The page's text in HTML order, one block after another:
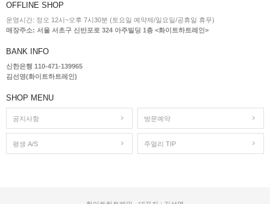
OFFLINE SHOP
운영시간: 정오 12시~오후 7시30분 (토요일 예약제/일요일/공휴일 휴무)
매장주소: 서울 서초구 신반포로 324 아주빌딩 1층 <화이트하트레인>
BANK INFO
신한은행 110-471-139965
김선영(화이트하트레인)
SHOP MENU
공지사항 방문예약
평생 A/S 주얼리 TIP